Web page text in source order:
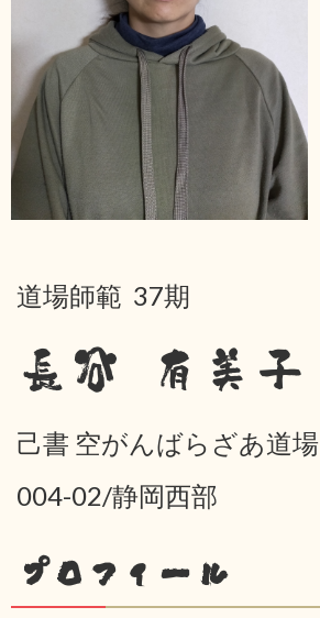
道場師範 37期
長谷 有美子
己書 空がんばらざあ道場
004-02/静岡西部
プロフィール